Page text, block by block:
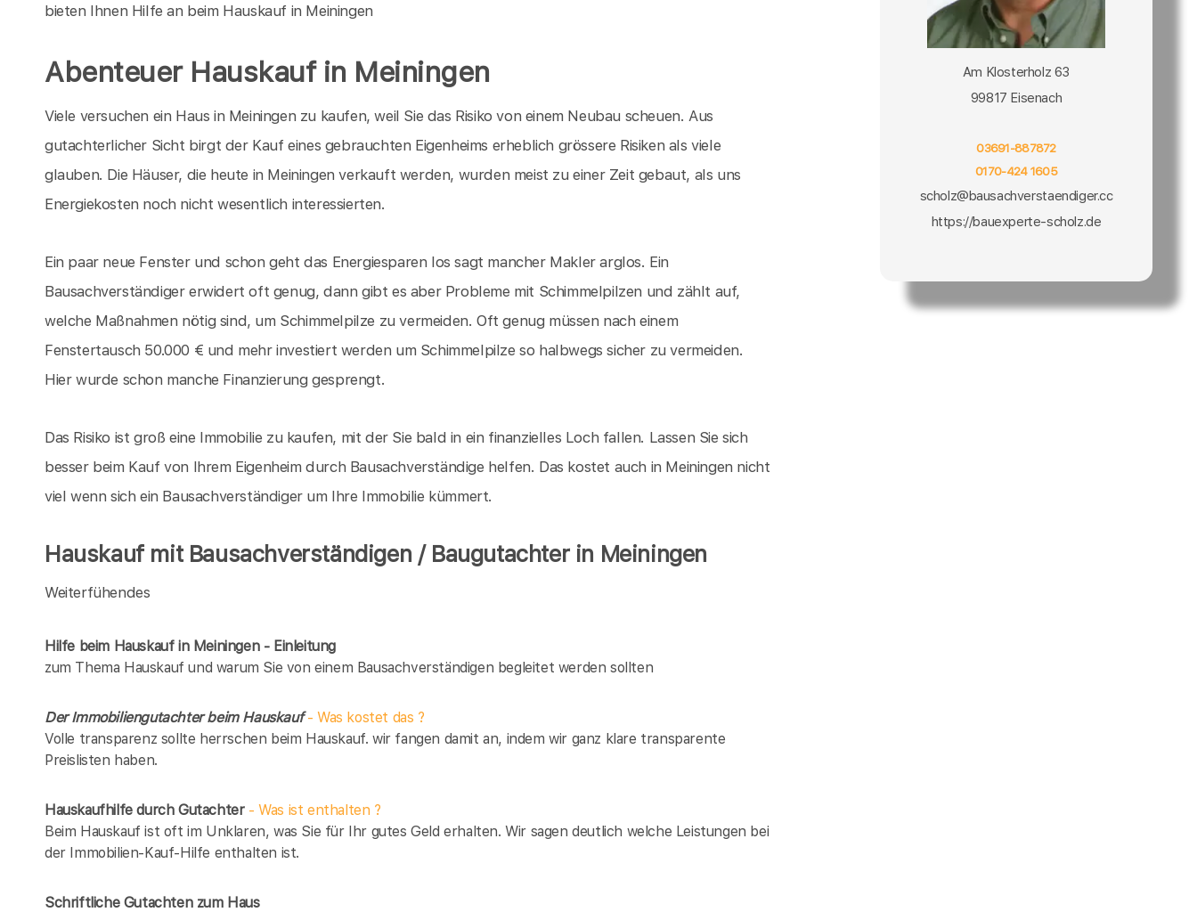
bieten Ihnen Hilfe an beim Hauskauf in Meiningen
Abenteuer Hauskauf in Meiningen
Viele versuchen ein Haus in Meiningen zu kaufen, weil Sie das Risiko von einem Neubau scheuen. Aus
gutachterlicher Sicht birgt der Kauf eines gebrauchten Eigenheims erheblich grössere Risiken als viele
glauben. Die Häuser, die heute in Meiningen verkauft werden, wurden meist zu einer Zeit gebaut, als uns
Energiekosten noch nicht wesentlich interessierten.
Ein paar neue Fenster und schon geht das Energiesparen los sagt mancher Makler arglos. Ein
Bausachverständiger erwidert oft genug, dann gibt es aber Probleme mit Schimmelpilzen und zählt auf,
welche Maßnahmen nötig sind, um Schimmelpilze zu vermeiden. Oft genug müssen nach einem
Fenstertausch 50.000 € und mehr investiert werden um Schimmelpilze so halbwegs sicher zu vermeiden.
Hier wurde schon manche Finanzierung gesprengt.
Das Risiko ist groß eine Immobilie zu kaufen, mit der Sie bald in ein finanzielles Loch fallen. Lassen Sie sich
besser beim Kauf von Ihrem Eigenheim durch Bausachverständige helfen. Das kostet auch in Meiningen nicht
viel wenn sich ein Bausachverständiger um Ihre Immobilie kümmert.
Hauskauf mit Bausachverständigen / Baugutachter in Meiningen
Weiterfühendes
Hilfe beim Hauskauf in Meiningen - Einleitung
zum Thema Hauskauf und warum Sie von einem Bausachverständigen begleitet werden sollten
Der Immobiliengutachter beim Hauskauf- Was kostet das ?
Volle transparenz sollte herrschen beim Hauskauf. wir fangen damit an, indem wir ganz klare transparente
Preislisten haben.
Hauskaufhilfe durch Gutachter- Was ist enthalten ?
Beim Hauskauf ist oft im Unklaren, was Sie für Ihr gutes Geld erhalten. Wir sagen deutlich welche Leistungen bei
der Immobilien-Kauf-Hilfe enthalten ist.
Schriftliche Gutachten zum Haus
Am Klosterholz 63
99817 Eisenach
03691-887872
0170-424 1605
scholz@bausachverstaendiger.cc
https://bauexperte-scholz.de